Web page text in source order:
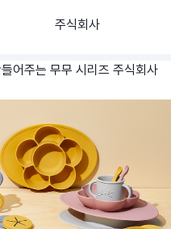
주식회사
어주는 무무 시리즈 주식회사